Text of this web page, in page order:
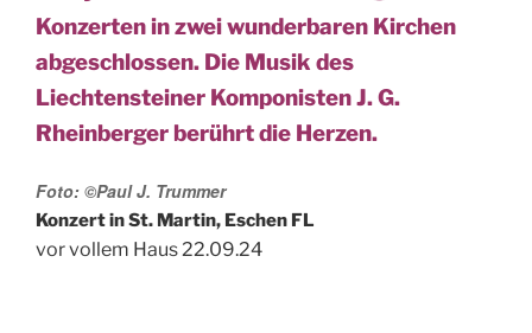
Konzerten in zwei wunderbaren Kirchen
abgeschlossen. Die Musik des
Liechtensteiner Komponisten J. G.
Rheinberger berührt die Herzen.
Foto: ©Paul J. Trummer
Konzert in St. Martin, Eschen FL
vor vollem Haus 22.09.24